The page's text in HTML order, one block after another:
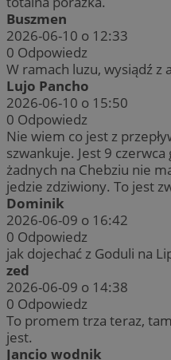
Buszmen
2026-06-10 o 12:33
0 Odpowiedz
W ramach luzu, wysiądź
Lujo Pancho
2026-06-10 o 15:50
0 Odpowiedz
Nie wiem co jest z
szwankuje. Jest 9
żadnych na Chebziu nie
jedzie zdziwiony. To jest
Dominik
2026-06-09 o 16:42
0 Odpowiedz
jak dojechać z Goduli na
zed
2026-06-09 o 14:38
0 Odpowiedz
To promem trza teraz,
jest.
Jancio wodnik